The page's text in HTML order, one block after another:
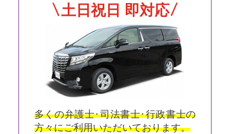
土日祝日 即対応
多くの弁護士･司法書士･行政書士の
方々にご利用いただいております。